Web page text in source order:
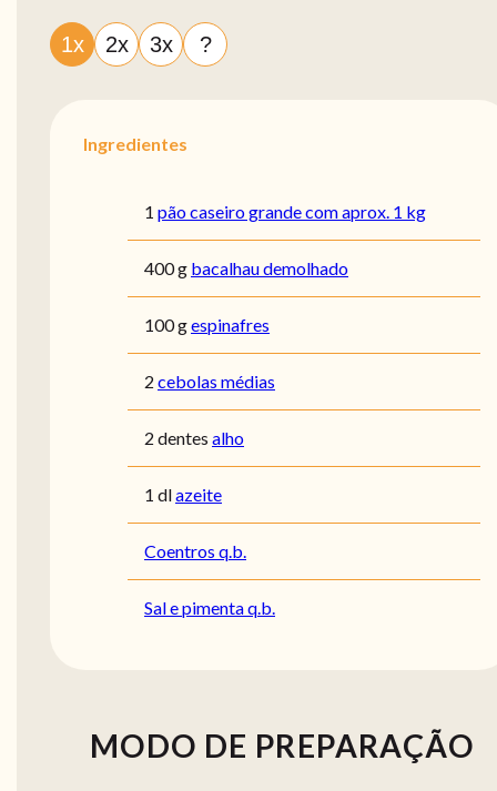
1x 2x 3x ?
Ingredientes
1 pão caseiro grande com aprox. 1 kg
400 g bacalhau demolhado
100 gespinafres
2 cebolas médias
2 dentes alho
1 dlazeite
Coentros q.b.
Sal e pimenta q.b.
MODO DE PREPARAÇÃO